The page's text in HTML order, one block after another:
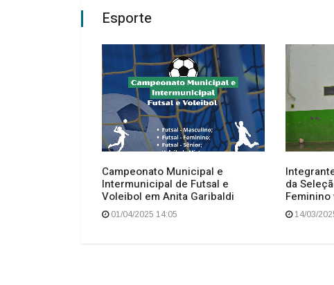
Esporte
Campeonato Municipal e
Intermunicipal de Futsal e
Voleibol em Anita Garibaldi
01/04/2025 14:05
da
Feminino
14/03/